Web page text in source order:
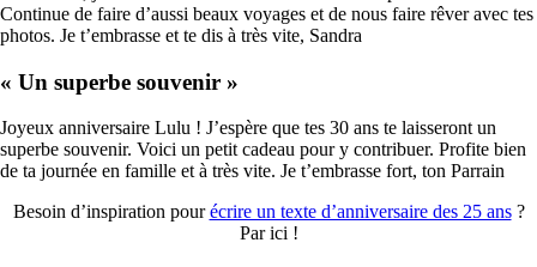
Continue de faire d’aussi beaux voyages et de nous faire rêver avec tes
photos. Je t’embrasse et te dis à très vite, Sandra
« Un superbe souvenir »
Joyeux anniversaire Lulu ! J’espère que tes 30 ans te laisseront un
superbe souvenir. Voici un petit cadeau pour y contribuer. Profite bien
de ta journée en famille et à très vite. Je t’embrasse fort, ton Parrain
Besoin d’inspiration pourécrire un texte d’anniversaire des 25 ans?
Par ici !